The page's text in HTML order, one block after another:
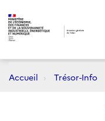
Accueil Trésor-Info